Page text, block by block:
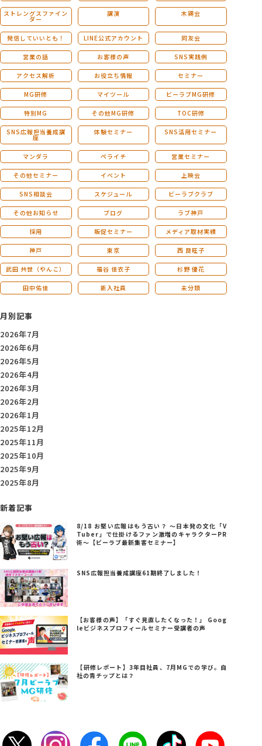
ストレングスファイン
ダー
講演 木鶏会
発信していいとも！ LINE公式アカウント 同友会
営業の話 お客様の声 SNS実践例
アクセス解析 お役立ち情報 セミナー
MG研修 マイツール ビーラブMG研修
特別MG その他MG研修 TOC研修
SNS広報担当養成講
座
体験セミナー SNS活用セミナー
マンダラ ペライチ 営業セミナー
その他セミナー イベント 上映会
SNS相談会 スケジュール ビーラブクラブ
その他お知らせ ブログ ラブ神戸
採用 販促セミナー メディア取材実績
神戸 東京 西 良旺子
武田 共世（やんこ） 福谷 佳衣子 杉野 優花
田中佑佳 新入社員 未分類
月別記事
2026年7月
2026年6月
2026年5月
2026年4月
2026年3月
2026年2月
2026年1月
2025年12月
2025年11月
2025年10月
2025年9月
2025年8月
新着記事
8/18 お堅い広報はもう古い？ ～日本発の文化「V
Tuber」で仕掛けるファン激増のキャラクターPR
術～【ビーラブ最新集客セミナー】
SNS広報担当養成講座61期終了しました！
【お客様の声】「すぐ見直したくなった！」 Goog
leビジネスプロフィールセミナー受講者の声
【研修レポート】3年目社員、7月MGでの学び。自
社の青チップとは？